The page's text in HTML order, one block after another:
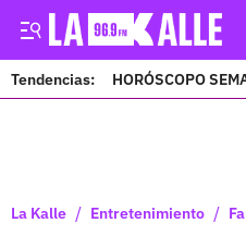
Tendencias: HORÓSCOPO
La Kalle / Entretenimiento /